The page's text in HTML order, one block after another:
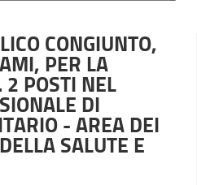
CONGIUNTO,
PER LA
POSTI NEL
DI
- AREA DEI
SALUTE E